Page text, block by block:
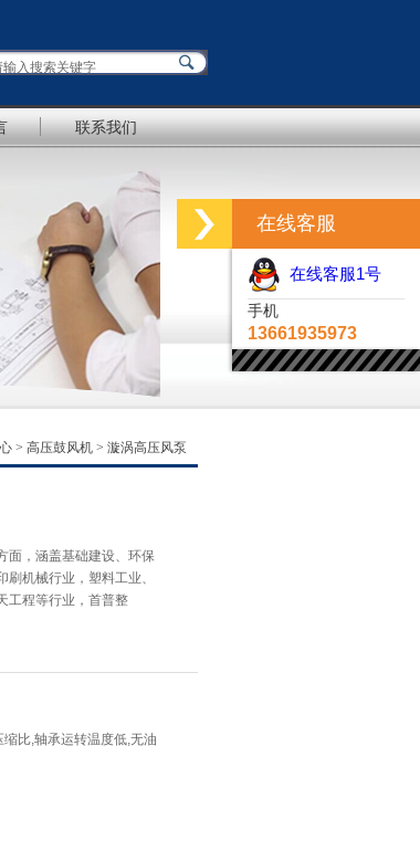
联系我们
> 高压鼓风机 > 漩涡高压风泵
面，涵盖基础建设、环保
机械行业，塑料工业、
工程等行业，首普整
比,轴承运转温度低,无油
在线客服
在线客服1号
手机
13661935973